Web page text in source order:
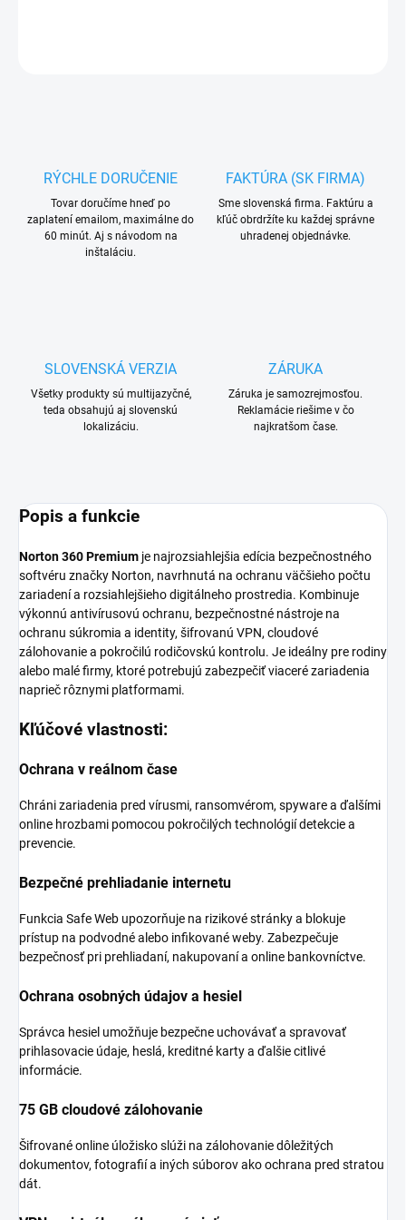
RÝCHLE DORUČENIE
Tovar doručíme hneď po
zaplatení emailom, maximálne do
60 minút. Aj s návodom na
inštaláciu.
FAKTÚRA (SK FIRMA)
Sme slovenská firma. Faktúru a
kľúč obrdržíte ku každej správne
uhradenej objednávke.
SLOVENSKÁ VERZIA
Všetky produkty sú multijazyčné,
teda obsahujú aj slovenskú
lokalizáciu.
ZÁRUKA
Záruka je samozrejmosťou.
Reklamácie riešime v čo
najkratšom čase.
Popis a funkcie
Norton 360 Premium je najrozsiahlejšia edícia bezpečnostného
softvéru značky Norton, navrhnutá na ochranu väčšieho počtu
zariadení a rozsiahlejšieho digitálneho prostredia. Kombinuje
výkonnú antivírusovú ochranu, bezpečnostné nástroje na
ochranu súkromia a identity, šifrovanú VPN, cloudové
zálohovanie a pokročilú rodičovskú kontrolu. Je ideálny pre rodiny
alebo malé firmy, ktoré potrebujú zabezpečiť viaceré zariadenia
naprieč rôznymi platformami.
Kľúčové vlastnosti:
Ochrana v reálnom čase
Chráni zariadenia pred vírusmi, ransomvérom, spyware a ďalšími
online hrozbami pomocou pokročilých technológií detekcie a
prevencie.
Bezpečné prehliadanie internetu
Funkcia Safe Web upozorňuje na rizikové stránky a blokuje
prístup na podvodné alebo infikované weby. Zabezpečuje
bezpečnosť pri prehliadaní, nakupovaní a online bankovníctve.
Ochrana osobných údajov a hesiel
Správca hesiel umožňuje bezpečne uchovávať a spravovať
prihlasovacie údaje, heslá, kreditné karty a ďalšie citlivé
informácie.
75 GB cloudové zálohovanie
Šifrované online úložisko slúži na zálohovanie dôležitých
dokumentov, fotografií a iných súborov ako ochrana pred stratou
dát.